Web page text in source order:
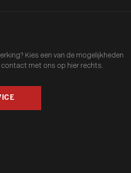
Kies een van de mogelijkheden
met ons op hier rechts.